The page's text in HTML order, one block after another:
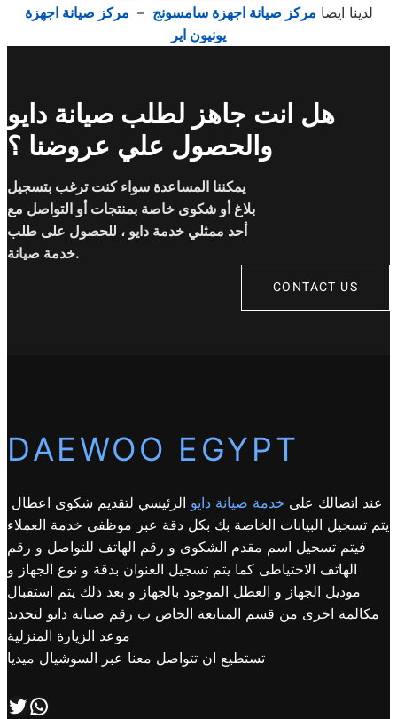
لدينا ايضا مركز صيانة اجهزة سامسونج – مركز صيانة اجهزة
يونيون اير
هل انت جاهز لطلب صيانة دايو
والحصول علي عروضنا ؟
يمكننا المساعدة سواء كنت ترغب بتسجيل
بلاغ أو شكوى خاصة بمنتجات أو التواصل مع
أحد ممثلي خدمة دايو ، للحصول على طلب
خدمة صيانة.
CONTACT US
DAEWOO EGYPT
عند اتصالك على خدمة صيانة دايو الرئيسي لتقديم شكوى اعطال
يتم تسجيل البيانات الخاصة بك بكل دقة عبر موظفى خدمة العملاء
فيتم تسجيل اسم مقدم الشكوى و رقم الهاتف للتواصل و رقم
الهاتف الاحتياطى كما يتم تسجيل العنوان بدقة و نوع الجهاز و
موديل الجهاز و العطل الموجود بالجهاز و بعد ذلك يتم استقبال
مكالمة اخرى من قسم المتابعة الخاص ب رقم صيانة دايو لتحديد
موعد الزيارة المنزلية
تستطيع ان تتواصل معنا عبر السوشيال ميديا
تابعنا علي صفحة التويتر اتصل بنا علي طريق الوتساب